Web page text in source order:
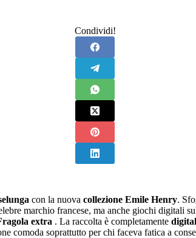
Condividi!
con la nuova collezione Emile Henry.
marchio francese, ma anche giochi digitali
extra . La raccolta è completamente
comoda soprattutto per chi faceva fatica a